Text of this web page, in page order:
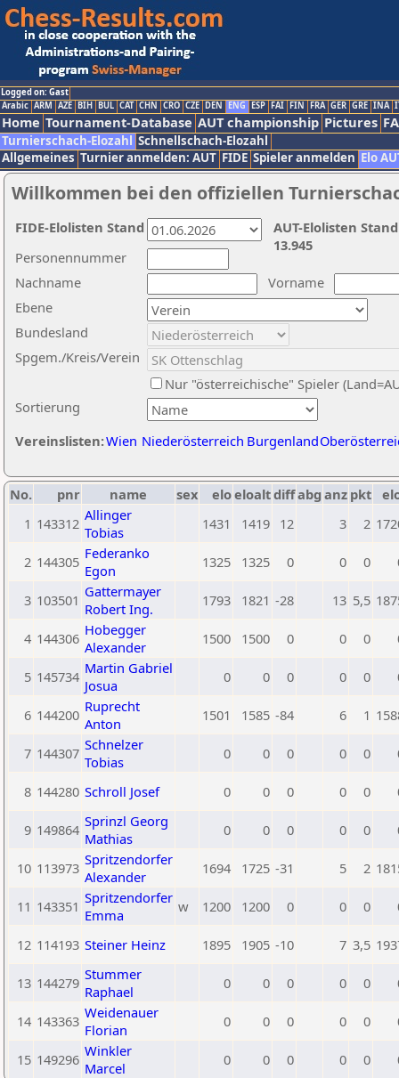
Logged on: Gast
Arabic ARM AZE BIH BUL CAT CHN CRO CZE DEN ENG ESP FAI FIN FRA GER GRE INA
Home Tournament-Database AUT championship Pictures
Turnierschach-Elozahl Schnellschach-Elozahl
Allgemeines Turnier anmelden: AUT FIDE Spieler anmelden Elo
Willkommen bei den offiziellen
Nachname
Vorname
Ebene
Sortierung
Personennummer
Bundesland
Spgem./Kreis/Verein
Nur "österreichische" Spieler
Vereinslisten:Wien Niederösterreich Burgenland
AUT-Elolisten
13.945
FIDE-Elolisten Stand
No. pnr name sex eloeloaltdiffabg anz pkt
1 143312 Allinger
Tobias
1431 1419 12 3 2
2 144305 Federanko
Egon
1325 1325 0 0 0
3 103501 Gattermayer
Robert Ing.
1793 1821 -28 13 5,5
4 144306 Hobegger
Alexander
1500 1500 0 0 0
5 145734 Martin Gabriel
Josua
0 0 0 0 0
6 144200 Ruprecht
Anton
1501 1585 -84 6 1
7 144307 Schnelzer
Tobias
0 0 0 0 0
8 144280 Schroll Josef 0 0 0 0 0
9 149864 Sprinzl Georg
Mathias
0 0 0 0 0
10 113973 Spritzendorfer
Alexander
1694 1725 -31 5 2
11 143351 Spritzendorfer
Emma
w 1200 1200 0 0 0
12 114193 Steiner Heinz 1895 1905 -10 7 3,5
13 144279 Stummer
Raphael
0 0 0 0 0
14 143363 Weidenauer
Florian
0 0 0 0 0
15 149296 Winkler
Marcel
0 0 0 0 0